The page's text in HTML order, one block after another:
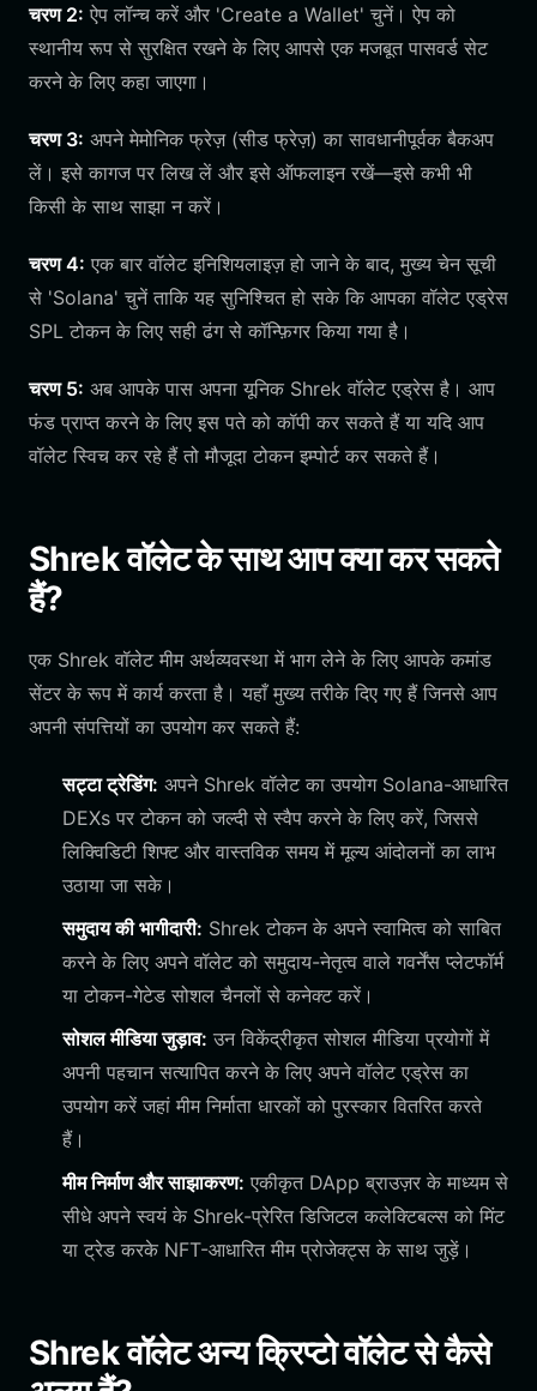
चरण 2: ऐप लॉन्च करें और 'Create a Wallet' चुनें। ऐप को
स्थानीय रूप से सुरक्षित रखने के लिए आपसे एक मजबूत पासवर्ड सेट
करने के लिए कहा जाएगा।
चरण 3: अपने मेमोनिक फ्रेज़ (सीड फ्रेज़) का सावधानीपूर्वक बैकअप
लें। इसे कागज पर लिख लें और इसे ऑफलाइन रखें—इसे कभी भी
किसी के साथ साझा न करें।
चरण 4: एक बार वॉलेट इनिशियलाइज़ हो जाने के बाद, मुख्य चेन सूची
से 'Solana' चुनें ताकि यह सुनिश्चित हो सके कि आपका वॉलेट एड्रेस
SPL टोकन के लिए सही ढंग से कॉन्फ़िगर किया गया है।
चरण 5: अब आपके पास अपना यूनिक Shrek वॉलेट एड्रेस है। आप
फंड प्राप्त करने के लिए इस पते को कॉपी कर सकते हैं या यदि आप
वॉलेट स्विच कर रहे हैं तो मौजूदा टोकन इम्पोर्ट कर सकते हैं।
Shrek वॉलेट के साथ आप क्या कर सकते
हैं?
एक Shrek वॉलेट मीम अर्थव्यवस्था में भाग लेने के लिए आपके कमांड
सेंटर के रूप में कार्य करता है। यहाँ मुख्य तरीके दिए गए हैं जिनसे आप
अपनी संपत्तियों का उपयोग कर सकते हैं:
सट्टा ट्रेडिंग: अपने Shrek वॉलेट का उपयोग Solana-आधारित
DEXs पर टोकन को जल्दी से स्वैप करने के लिए करें, जिससे
लिक्विडिटी शिफ्ट और वास्तविक समय में मूल्य आंदोलनों का लाभ
उठाया जा सके।
समुदाय की भागीदारी: Shrek टोकन के अपने स्वामित्व को साबित
करने के लिए अपने वॉलेट को समुदाय-नेतृत्व वाले गवर्नेंस प्लेटफॉर्म
या टोकन-गेटेड सोशल चैनलों से कनेक्ट करें।
सोशल मीडिया जुड़ाव: उन विकेंद्रीकृत सोशल मीडिया प्रयोगों में
अपनी पहचान सत्यापित करने के लिए अपने वॉलेट एड्रेस का
उपयोग करें जहां मीम निर्माता धारकों को पुरस्कार वितरित करते
हैं।
मीम निर्माण और साझाकरण: एकीकृत DApp ब्राउज़र के माध्यम से
सीधे अपने स्वयं के Shrek-प्रेरित डिजिटल कलेक्टिबल्स को मिंट
या ट्रेड करके NFT-आधारित मीम प्रोजेक्ट्स के साथ जुड़ें।
Shrek वॉलेट अन्य क्रिप्टो वॉलेट से कैसे